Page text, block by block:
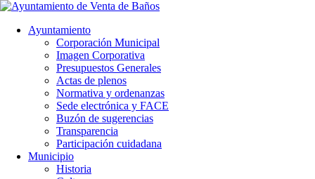
Ayuntamiento
Corporación Municipal
Imagen Corporativa
Presupuestos Generales
Actas de plenos
Normativa y ordenanzas
Sede electrónica y FACE
Buzón de sugerencias
Transparencia
Participación cuidadana
Municipio
Historia